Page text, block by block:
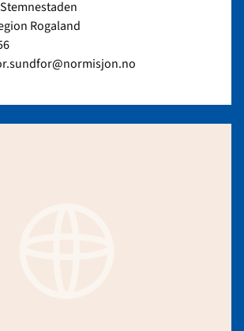
Rogaland